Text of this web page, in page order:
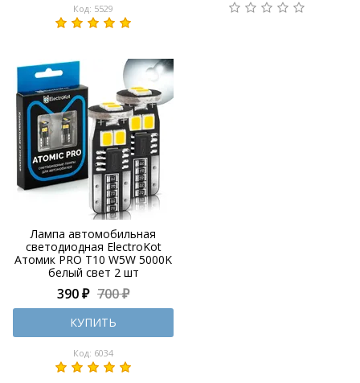
Код: 5529
Лампа автомобильная
светодиодная ElectroKot
Атомик PRO T10 W5W 5000K
белый свет 2 шт
390 ₽ 700 ₽
КУПИТЬ
Код: 6034